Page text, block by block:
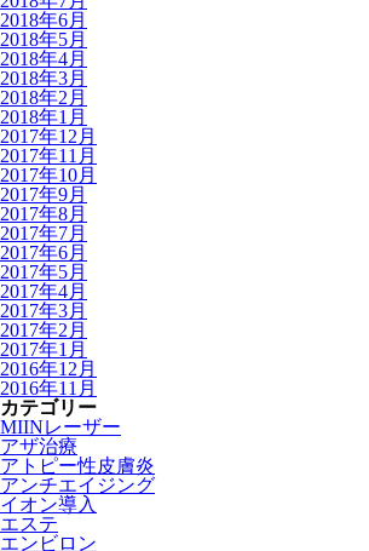
2018年6月
2018年5月
2018年4月
2018年3月
2018年2月
2018年1月
2017年12月
2017年11月
2017年10月
2017年9月
2017年8月
2017年7月
2017年6月
2017年5月
2017年4月
2017年3月
2017年2月
2017年1月
2016年12月
2016年11月
カテゴリー
MIINレーザー
アザ治療
アトピー性皮膚炎
アンチエイジング
イオン導入
エステ
エンビロン